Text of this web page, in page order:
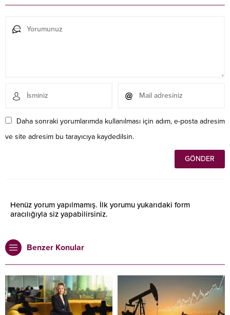
Daha sonraki yorumlarımda kullanılması için adım, e-posta adresim
ve site adresim bu tarayıcıya kaydedilsin.
Henüz yorum yapılmamış. İlk yorumu yukarıdaki form
aracılığıyla siz yapabilirsiniz.
Benzer Konular